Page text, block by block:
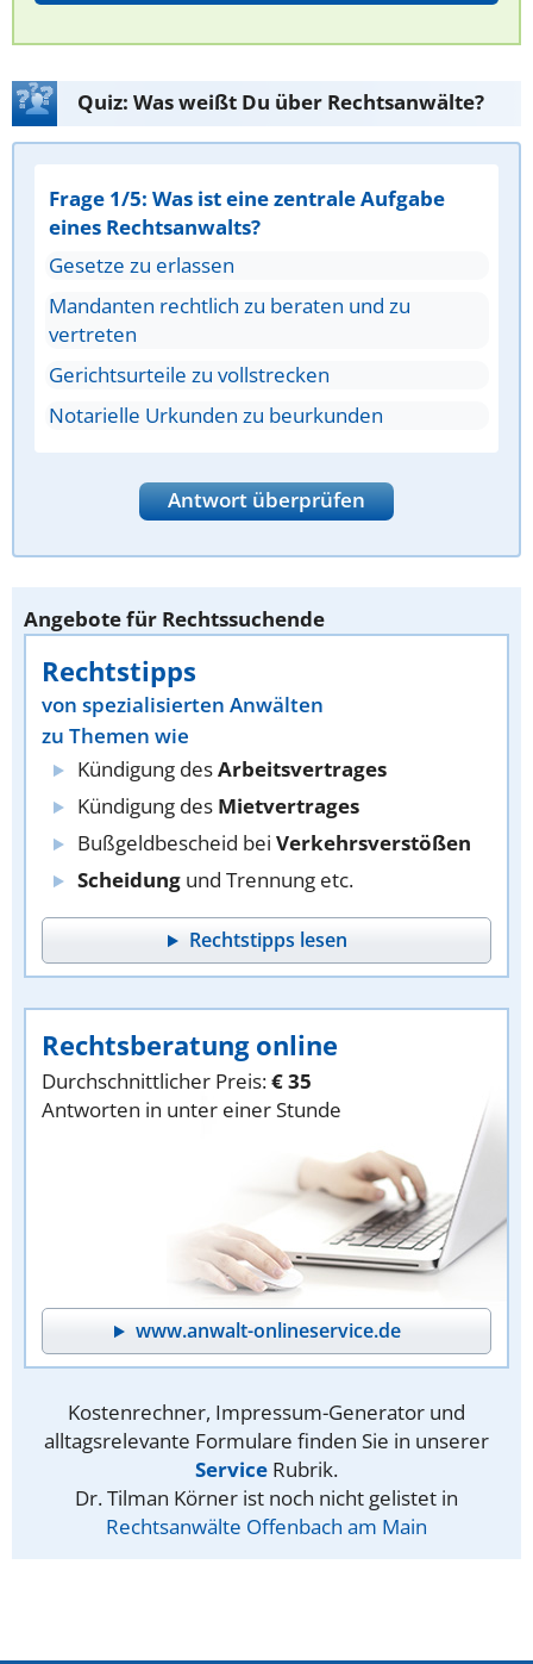
Quiz: Was weißt Du über Rechtsanwälte?
Frage 1/5: Was ist eine zentrale Aufgabe
eines Rechtsanwalts?
Gesetze zu erlassen
Mandanten rechtlich zu beraten und zu
vertreten
Gerichtsurteile zu vollstrecken
Notarielle Urkunden zu beurkunden
Antwort überprüfen
Angebote für Rechtssuchende
Rechtstipps
von spezialisierten Anwälten
zu Themen wie
Kündigung desArbeitsvertrages
Kündigung des Mietvertrages
Bußgeldbescheid bei Verkehrsverstößen
Scheidung und Trennung etc.
Rechtstipps lesen
Rechtsberatung online
Durchschnittlicher Preis:€ 35
Antworten in unter einer Stunde
www.anwalt-onlineservice.de
Kostenrechner, Impressum-Generator und
alltagsrelevante Formulare finden Sie in unserer
Service Rubrik.
Dr. Tilman Körner ist noch nicht gelistet in
Rechtsanwälte Offenbach am Main